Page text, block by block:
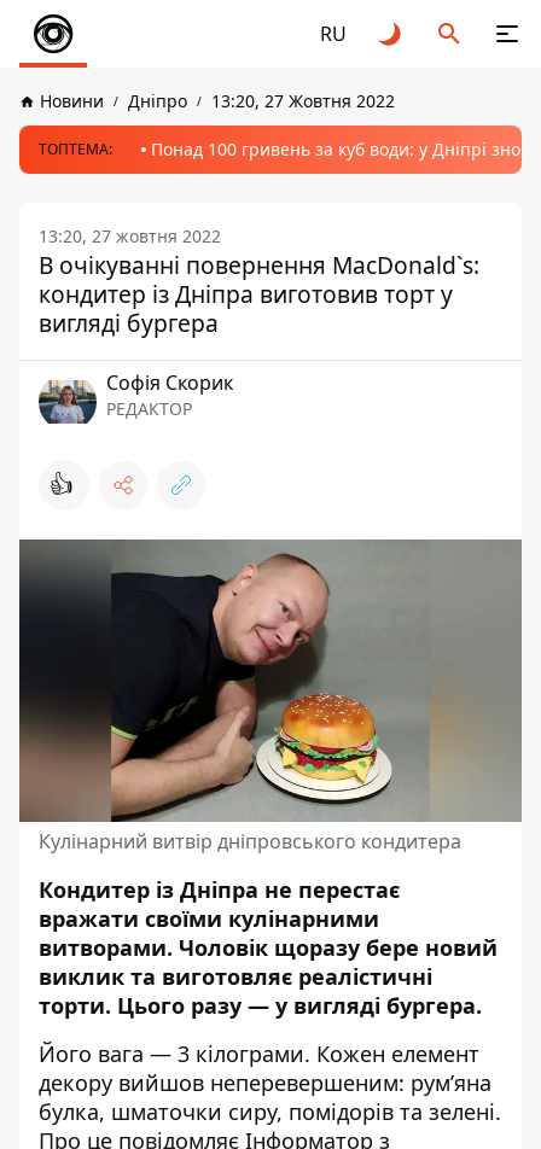
RU
Новини Дніпро 13:20, 27 Жовтня 2022
ТОПТЕМА: Понад 100 гривень за куб води: у Дніпрі
13:20, 27 жовтня 2022
В очікуванні повернення MacDonald`s:
кондитер із Дніпра виготовив торт у
вигляді бургера
Софія Скорик
РЕДАКТОР
👍
Кулінарний витвір дніпровського кондитера
Кондитер із Дніпра не перестає
вражати своїми кулінарними
витворами. Чоловік щоразу бере новий
виклик та виготовляє реалістичні
торти. Цього разу — у вигляді бургера.
Його вага — 3 кілограми. Кожен елемент
декору вийшов неперевершеним: рум’яна
булка, шматочки сиру, помідорів та зелені.
Про це повідомляє Інформатор з